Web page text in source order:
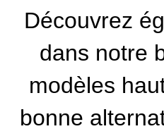
Découvrez
dans notre
modèles
bonne